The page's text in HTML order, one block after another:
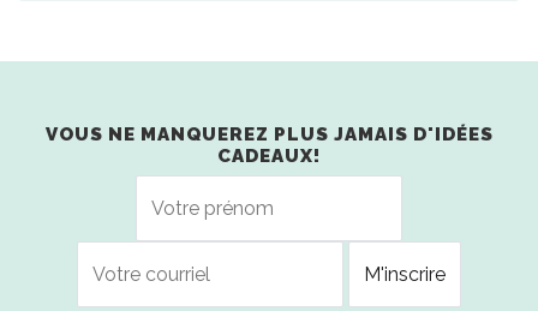
VOUS NE MANQUEREZ PLUS JAMAIS D'IDÉES
CADEAUX!